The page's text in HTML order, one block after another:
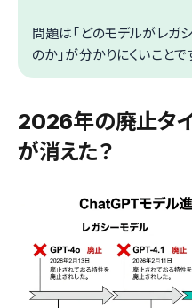
問題は「どのモデルがレガ
のか」が分かりにくいことで
2026年の廃止タ
が消えた？